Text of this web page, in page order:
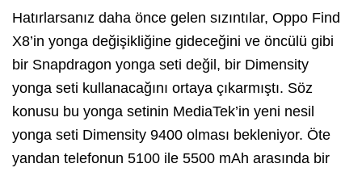
Hatırlarsanız daha önce gelen sızıntılar, Oppo Find
X8’in yonga değişikliğine gideceğini ve öncülü gibi
bir Snapdragon yonga seti değil, bir Dimensity
yonga seti kullanacağını ortaya çıkarmıştı. Söz
konusu bu yonga setinin MediaTek’in yeni nesil
yonga seti Dimensity 9400 olması bekleniyor. Öte
yandan telefonun 5100 ile 5500 mAh arasında bir